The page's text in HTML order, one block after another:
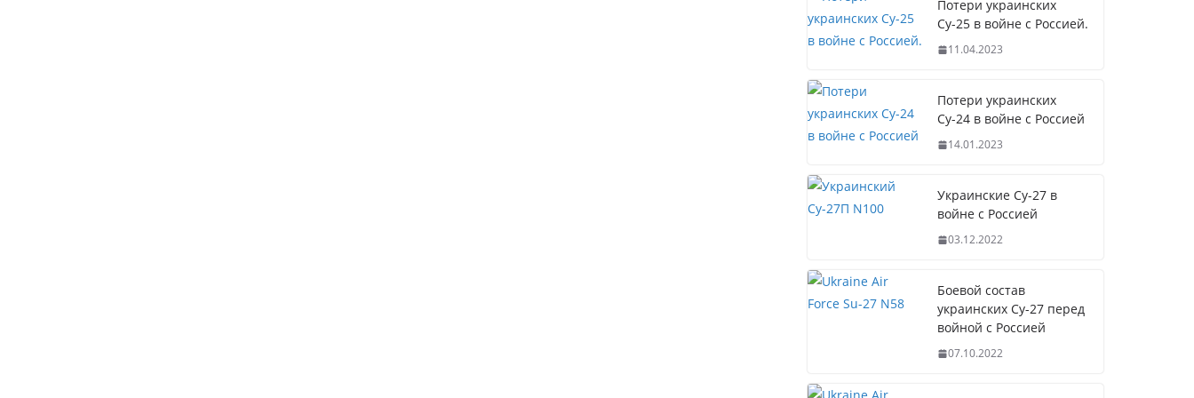
Потери украинских
Су-25 в войне с Россией.
11.04.2023
Потери украинских
Су-24 в войне с Россией
14.01.2023
Украинские Су-27 в
войне с Россией
03.12.2022
Боевой состав
украинских Су-27 перед
войной с Россией
07.10.2022